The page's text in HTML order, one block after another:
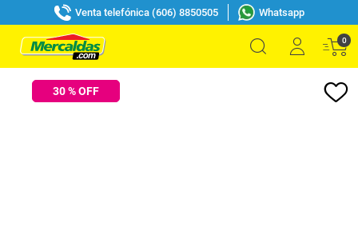
Venta telefónica (606) 8850505 Whatsapp
0
30% OFF